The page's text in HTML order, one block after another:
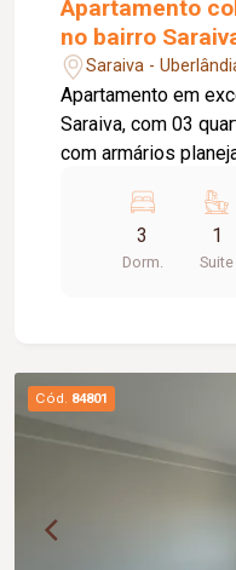
Apartamento
no bairro
Saraiva -
Apartamento em
Saraiva, com 03
com armários
ambientes, sala de
ampla sacada com
armários, área de
3
Dorm.
1
Suite
Cód. 84801